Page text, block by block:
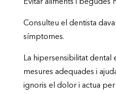
Evitar aliments i begudes
Consulteu el dentista
símptomes.
La hipersensibilitat
mesures adequades i
ignoris el dolor i actua